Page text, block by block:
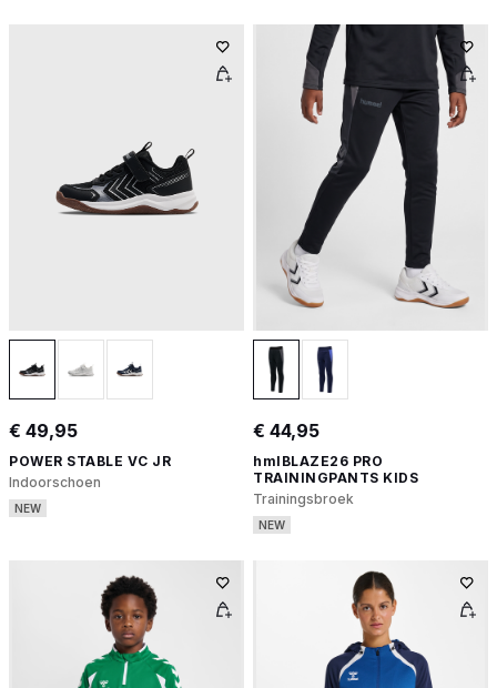
€ 49,95
POWER STABLE VC JR
Indoorschoen
NEW
€ 44,95
hmlBLAZE26 PRO
TRAININGPANTS KIDS
Trainingsbroek
NEW